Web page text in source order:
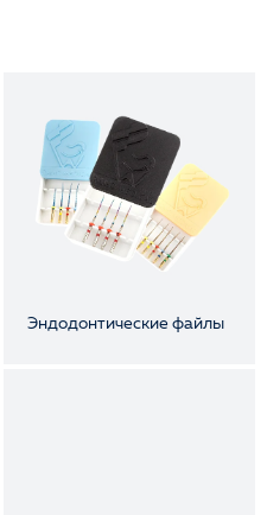
Эндодонтические файлы
Отзыв